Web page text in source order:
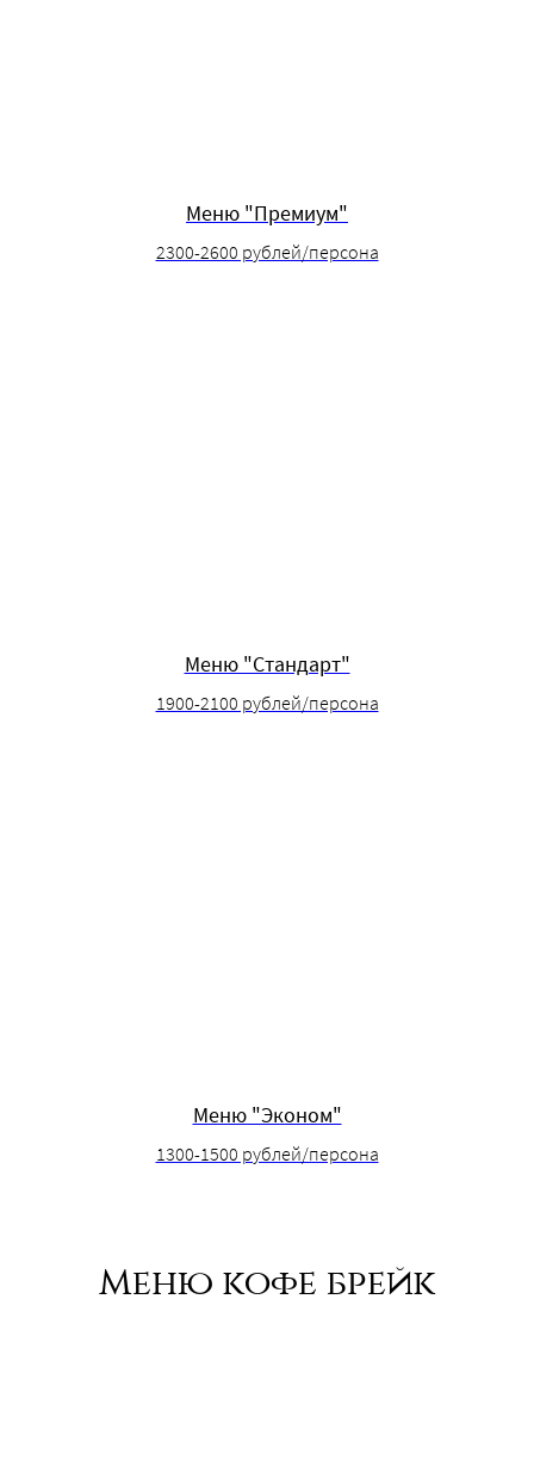
Меню "Премиум"
2300-2600 рублей/персона
Меню "Стандарт"
1900-2100 рублей/персона
Меню "Эконом"
1300-1500 рублей/персона
Меню кофе брейк